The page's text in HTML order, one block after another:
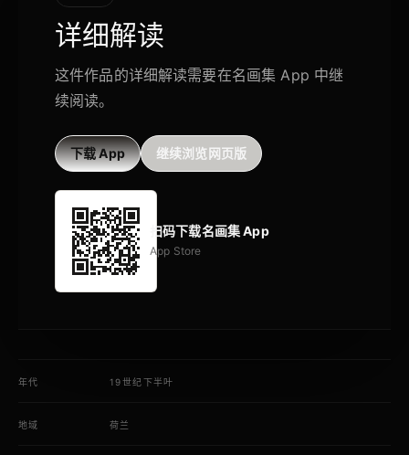
详细解读
这件作品的详细解读需要在名画集 App 中继
续阅读。
下载 App 继续浏览网页版
扫码下载名画集 App
App Store
年代 19世纪下半叶
地域 荷兰